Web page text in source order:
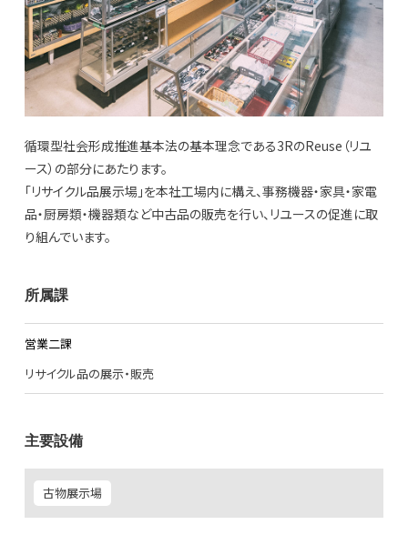
循環型社会形成推進基本法の基本理念である3RのReuse（リユ
ース）の部分にあたります。
「リサイクル品展示場」を本社工場内に構え、事務機器・家具・家電
品・厨房類・機器類など中古品の販売を行い、リユースの促進に取
り組んでいます。
所属課
営業二課
リサイクル品の展示・販売
主要設備
古物展示場